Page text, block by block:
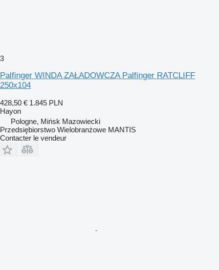
3
Palfinger WINDA ZAŁADOWCZA Palfinger RATCLIFF
250x104
428,50 € 1.845 PLN
Hayon
Pologne, Mińsk Mazowiecki
Przedsiębiorstwo Wielobranżowe MANTIS
Contacter le vendeur